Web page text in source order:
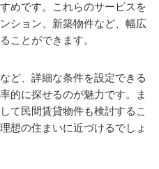
めです。これらのサービスを
ション、新築物件など、幅広
ことができます。
ど、詳細な条件を設定できる
的に探せるのが魅力です。ま
て民間賃貸物件も検討するこ
想の住まいに近づけるでしょ